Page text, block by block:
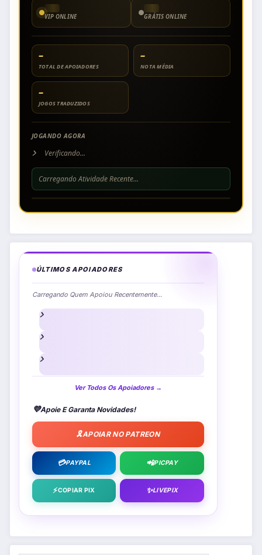
VIP ONLINE GRÁTIS ONLINE
–
TOTAL DE APOIADORES
–
NOTA MÉDIA
–
JOGOS TRADUZIDOS
JOGANDO AGORA
Verificando...
Carregando Atividade Recente...
ÚLTIMOS APOIADORES
Carregando Quem Apoiou Recentemente...
Ver Todos Os Apoiadores →
💜Apoie E Garanta Novidades!
🎗️APOIAR NO PATREON
💳PAYPAL 📲PICPAY
⚡COPIAR PIX ✨LIVEPIX